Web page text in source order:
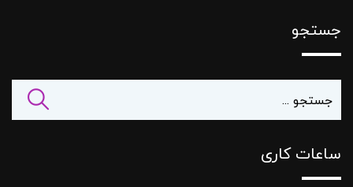
جستجو
ساعات کاری